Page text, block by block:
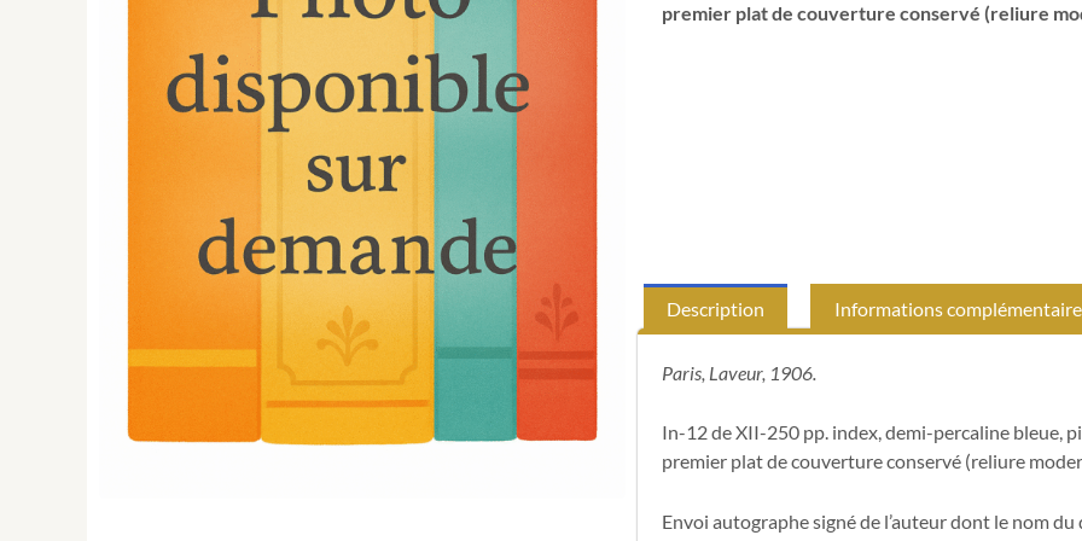
premier plat de couverture conservé (reliure
Description Informations
Paris, Laveur, 1906.
In-12 de XII-250 pp. index, demi-percaline bleue,
premier plat de couverture conservé (reliure
Envoi autographe signé de l’auteur dont le nom